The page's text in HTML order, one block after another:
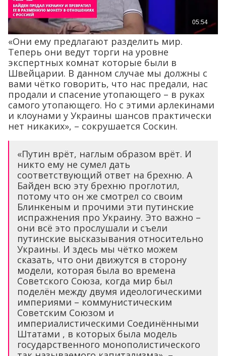
«Они ему предлагают разделить мир.
Теперь они ведут торги на уровне
экспертных комнат которые были в
Швейцарии. В данном случае мы должны с
вами чётко говорить, что нас предали, нас
продали и спасение утопающего – в руках
самого утопающего. Но с этими арлекинами
и клоунами у Украины шансов практически
нет никаких», – сокрушается Соскин.
«Путин врёт, наглым образом врёт. И
никто ему не сумел дать
соответствующий ответ на брехню. А
Байден всю эту брехню проглотил,
потому что он же смотрел со своим
Блинкеным и прочими эти путинские
испражнения про Украину. Это важно –
они всё это прослушали и съели
путинские высказывания относительно
Украины. И здесь мы чётко можем
сказать, что они движутся в сторону
модели, которая была во времена
Советского Союза, когда мир был
поделён между двумя идеологическими
империями – коммунистическим
Советским Союзом и
империалистическими Соединёнными
Штатами , в которых была модель
государственного монополистического